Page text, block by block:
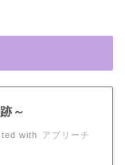
～
with アプリーチ